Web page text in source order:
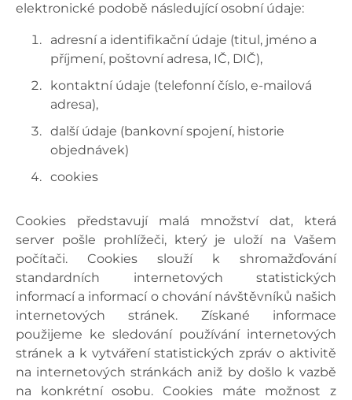
elektronické podobě následující osobní údaje:
adresní a identifikační údaje (titul, jméno a
příjmení, poštovní adresa, IČ, DIČ),
kontaktní údaje (telefonní číslo, e-mailová
adresa),
další údaje (bankovní spojení, historie
objednávek)
cookies
Cookies představují malá množství dat, která
server pošle prohlížeči, který je uloží na Vašem
počítači. Cookies slouží k shromažďování
standardních internetových statistických
informací a informací o chování návštěvníků našich
internetových stránek. Získané informace
použijeme ke sledování používání internetových
stránek a k vytváření statistických zpráv o aktivitě
na internetových stránkách aniž by došlo k vazbě
na konkrétní osobu. Cookies máte možnost z